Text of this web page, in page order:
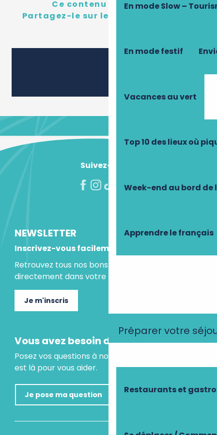
En mode Slow –
En mode festif
Vacances au vert
Top 10 des lieux où
Week-end au bord de
Apprendre le français
Préparer votre
Restaurants et
Ce contenu vous a plu ?
Partagez-le sur les réseau sociaux !
Suivez-nous !
NEWSLETTER
Inscrivez-vous facilement
Retrouvez tous nos bons plans et idées séjours
directement dans votre boite mail.
Je m'inscris
Vous avez besoin d'un conseil ?
Posez vos questions à notre assistant virtuel, il
est là pour vous aider.
Je pose ma question